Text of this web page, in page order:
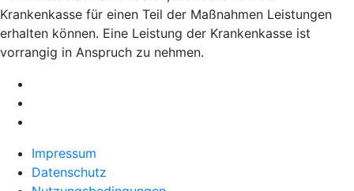
Krankenkasse für einen Teil der Maßnahmen Leistungen
erhalten können. Eine Leistung der Krankenkasse ist
vorrangig in Anspruch zu nehmen.
Impressum
Datenschutz